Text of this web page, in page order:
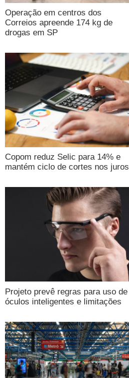
Operação em centros dos
Correios apreende 174 kg de
drogas em SP
Copom reduz Selic para 14% e
mantém ciclo de cortes nos juros
Projeto prevê regras para uso de
óculos inteligentes e limitações